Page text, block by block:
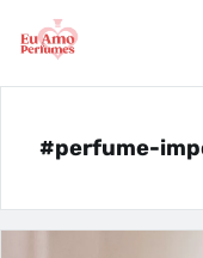
#perfume-